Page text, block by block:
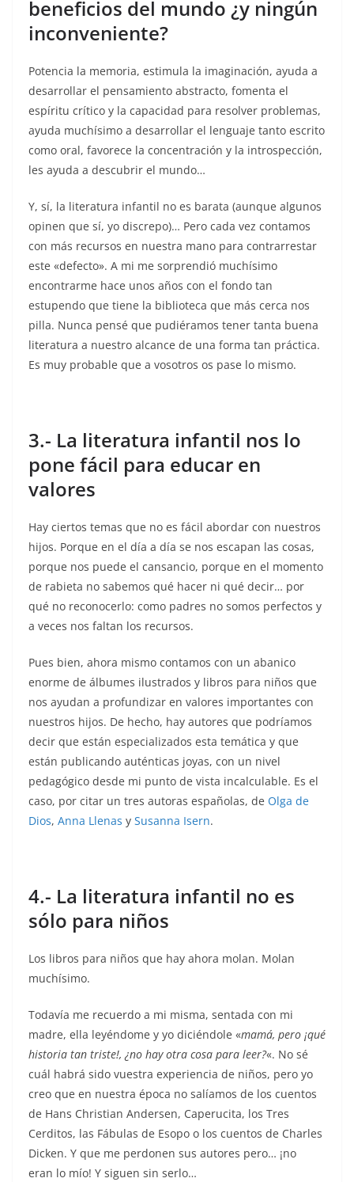
beneficios del mundo ¿y ningún
inconveniente?
Potencia la memoria, estimula la imaginación, ayuda a
desarrollar el pensamiento abstracto, fomenta el
espíritu crítico y la capacidad para resolver problemas,
ayuda muchísimo a desarrollar el lenguaje tanto escrito
como oral, favorece la concentración y la introspección,
les ayuda a descubrir el mundo…
Y, sí, la literatura infantil no es barata (aunque algunos
opinen que sí, yo discrepo)… Pero cada vez contamos
con más recursos en nuestra mano para contrarrestar
este «defecto». A mi me sorprendió muchísimo
encontrarme hace unos años con el fondo tan
estupendo que tiene la biblioteca que más cerca nos
pilla. Nunca pensé que pudiéramos tener tanta buena
literatura a nuestro alcance de una forma tan práctica.
Es muy probable que a vosotros os pase lo mismo.
3.- La literatura infantil nos lo
pone fácil para educar en
valores
Hay ciertos temas que no es fácil abordar con nuestros
hijos. Porque en el día a día se nos escapan las cosas,
porque nos puede el cansancio, porque en el momento
de rabieta no sabemos qué hacer ni qué decir… por
qué no reconocerlo: como padres no somos perfectos y
a veces nos faltan los recursos.
Pues bien, ahora mismo contamos con un abanico
enorme de álbumes ilustrados y libros para niños que
nos ayudan a profundizar en valores importantes con
nuestros hijos. De hecho, hay autores que podríamos
decir que están especializados esta temática y que
están publicando auténticas joyas, con un nivel
pedagógico desde mi punto de vista incalculable. Es el
caso, por citar un tres autoras españolas, de Olga de
Dios, Anna Llenas y Susanna Isern.
4.- La literatura infantil no es
sólo para niños
Los libros para niños que hay ahora molan. Molan
muchísimo.
Todavía me recuerdo a mi misma, sentada con mi
madre, ella leyéndome y yo diciéndole «mamá, pero ¡qué
historia tan triste!, ¿no hay otra cosa para leer?«. No sé
cuál habrá sido vuestra experiencia de niños, pero yo
creo que en nuestra época no salíamos de los cuentos
de Hans Christian Andersen, Caperucita, los Tres
Cerditos, las Fábulas de Esopo o los cuentos de Charles
Dicken. Y que me perdonen sus autores pero… ¡no
eran lo mío! Y siguen sin serlo…